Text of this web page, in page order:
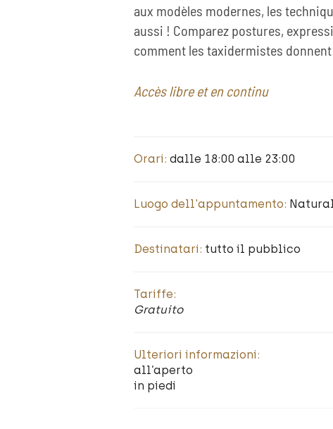
aux modèles modernes, les
aussi ! Comparez postures,
comment les taxidermistes
Accès libre et en continu
Orari: dalle 18:00 alle 23:00
Luogo dell'appuntamento:
Destinatari: tutto il pubblico
Tariffe:
Gratuito
Ulteriori informazioni:
all’aperto
in piedi